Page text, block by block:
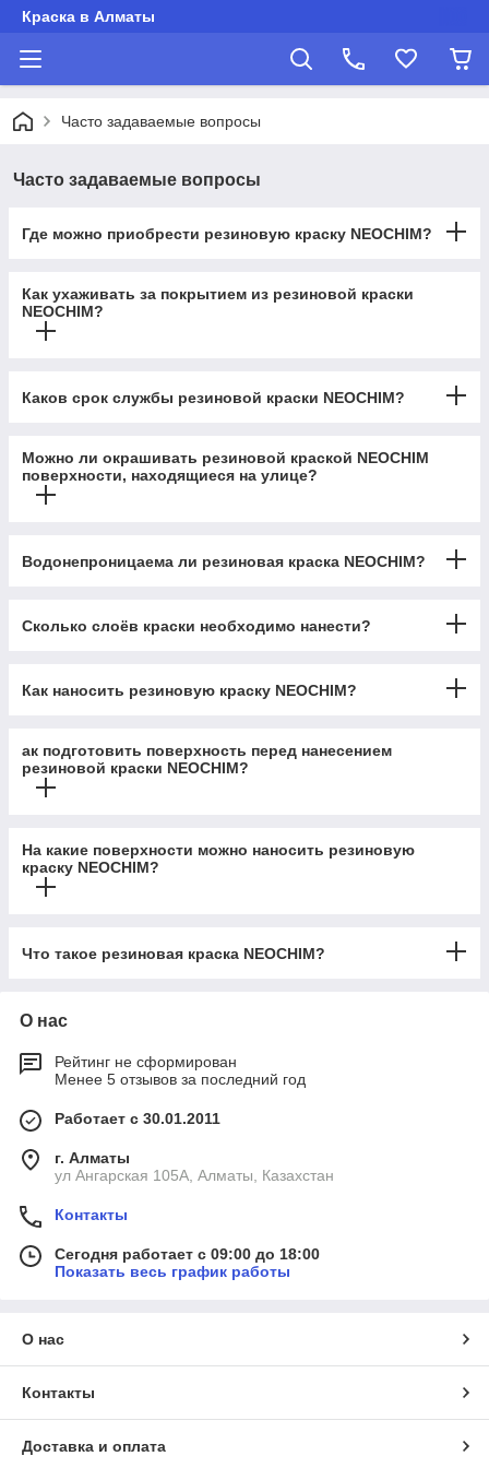
Краска в Алматы
Часто задаваемые вопросы
Часто задаваемые вопросы
Где можно приобрести резиновую краску NEOCHIM?
Как ухаживать за покрытием из резиновой краски
NEOCHIM?
Каков срок службы резиновой краски NEOCHIM?
Можно ли окрашивать резиновой краской NEOCHIM
поверхности, находящиеся на улице?
Водонепроницаема ли резиновая краска NEOCHIM?
Сколько слоёв краски необходимо нанести?
Как наносить резиновую краску NEOCHIM?
ак подготовить поверхность перед нанесением
резиновой краски NEOCHIM?
На какие поверхности можно наносить резиновую
краску NEOCHIM?
Что такое резиновая краска NEOCHIM?
О нас
Рейтинг не сформирован
Менее 5 отзывов за последний год
Работает с 30.01.2011
г. Алматы
ул Ангарская 105А, Алматы, Казахстан
Контакты
Сегодня работает с 09:00 до 18:00
Показать весь график работы
О нас
Контакты
Доставка и оплата